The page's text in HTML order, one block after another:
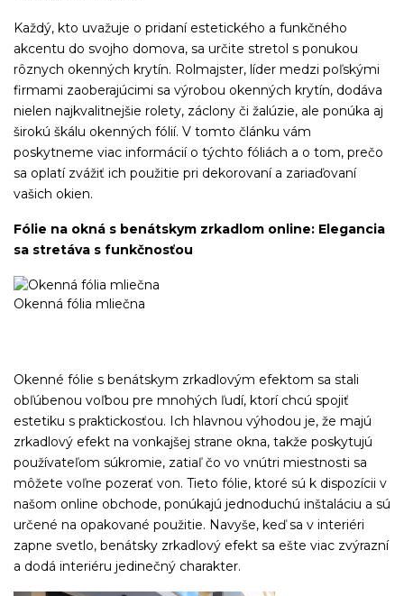
Každý, kto uvažuje o pridaní estetického a funkčného
akcentu do svojho domova, sa určite stretol s ponukou
rôznych okenných krytín. Rolmajster, líder medzi poľskými
firmami zaoberajúcimi sa výrobou okenných krytín, dodáva
nielen najkvalitnejšie rolety, záclony či žalúzie, ale ponúka aj
širokú škálu okenných fólií. V tomto článku vám
poskytneme viac informácií o týchto fóliách a o tom, prečo
sa oplatí zvážiť ich použitie pri dekorovaní a zariaďovaní
vašich okien.
Fólie na okná s benátskym zrkadlom online: Elegancia
sa stretáva s funkčnosťou
Okenná fólia mliečna
Okenné fólie s benátskym zrkadlovým efektom sa stali
obľúbenou voľbou pre mnohých ľudí, ktorí chcú spojiť
estetiku s praktickosťou. Ich hlavnou výhodou je, že majú
zrkadlový efekt na vonkajšej strane okna, takže poskytujú
používateľom súkromie, zatiaľ čo vo vnútri miestnosti sa
môžete voľne pozerať von. Tieto fólie, ktoré sú k dispozícii v
našom online obchode, ponúkajú jednoduchú inštaláciu a sú
určené na opakované použitie. Navyše, keď sa v interiéri
zapne svetlo, benátsky zrkadlový efekt sa ešte viac zvýrazní
a dodá interiéru jedinečný charakter.